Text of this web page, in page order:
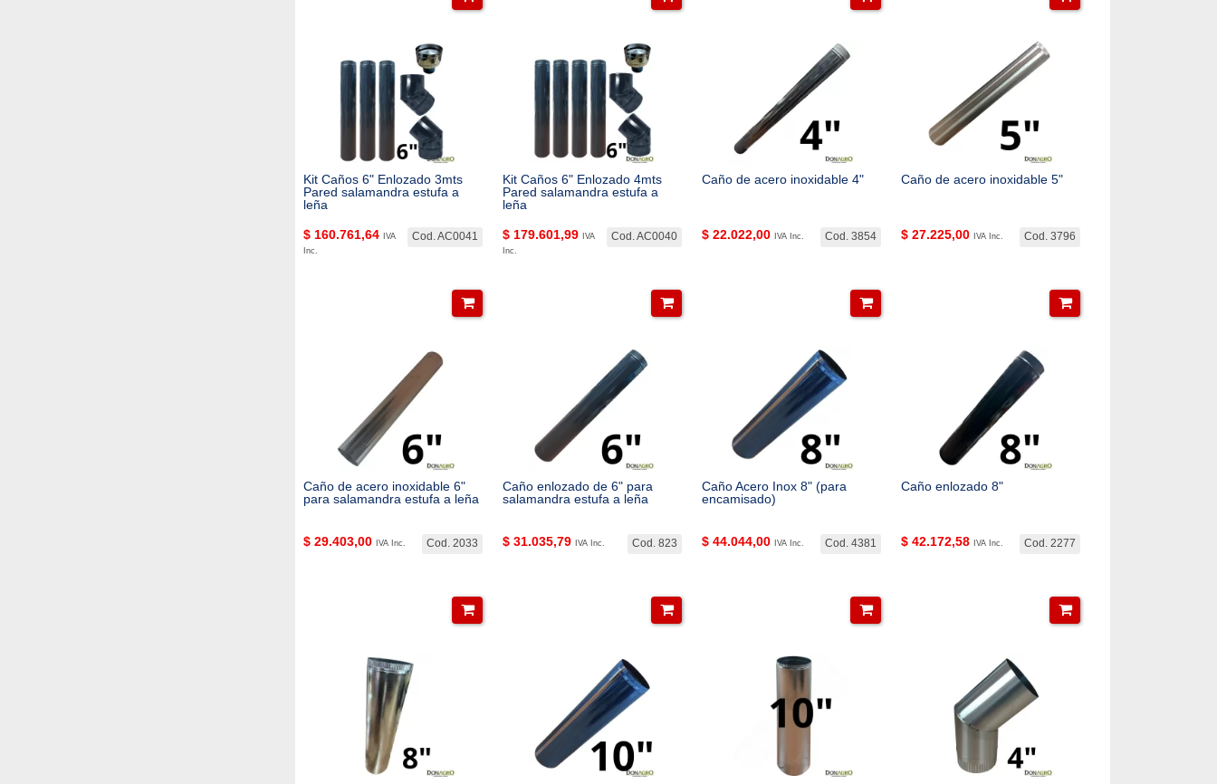
Kit Caños 6" Enlozado 3mts
Pared salamandra estufa a
leña
Cod. AC0041
$ 160.761,64
IVA
Inc.
Kit Caños 6" Enlozado 4mts
Pared salamandra estufa a
leña
Cod. AC0040
$ 179.601,99
IVA
Inc.
Caño de acero inoxidable 4"
Cod. 3854
$ 22.022,00 IVA Inc.
Caño de acero inoxidable 5"
Cod. 3796
$ 27.225,00 IVA Inc.
Caño de acero inoxidable 6"
para salamandra estufa a leña
Cod. 2033
$ 29.403,00 IVA Inc.
Caño enlozado de 6" para
salamandra estufa a leña
Cod. 823
$ 31.035,79 IVA Inc.
Caño Acero Inox 8" (para
encamisado)
Cod. 4381
$ 44.044,00 IVA Inc.
Caño enlozado 8"
Cod. 2277
$ 42.172,58 IVA Inc.